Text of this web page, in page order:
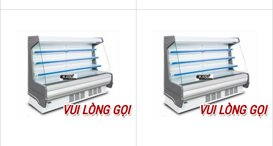
VUI LÒNG GỌI VUI LÒNG GỌI